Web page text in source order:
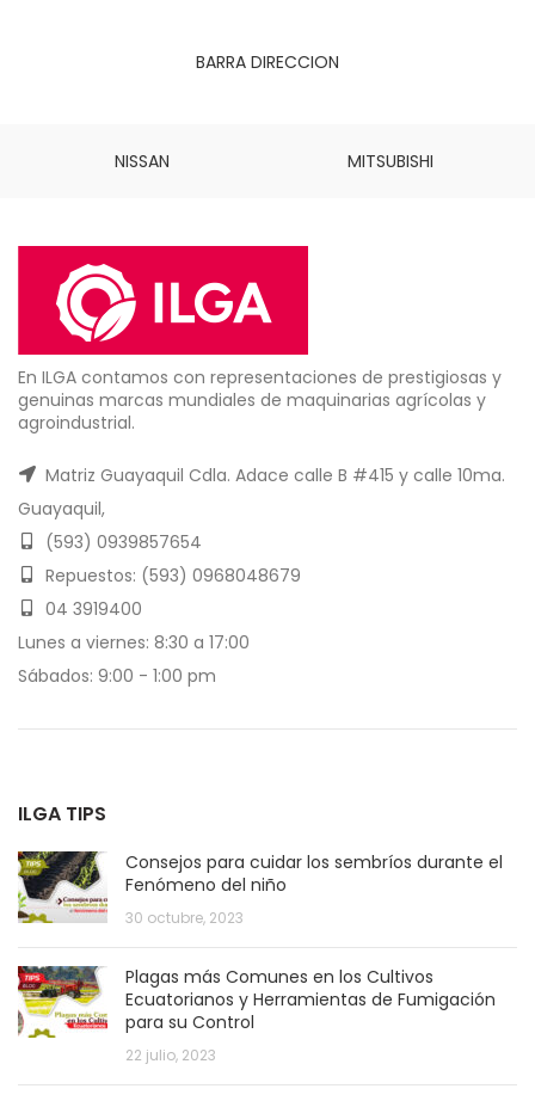
BARRA DIRECCION
NISSAN MITSUBISHI
En ILGA contamos con representaciones de prestigiosas y
genuinas marcas mundiales de maquinarias agrícolas y
agroindustrial.
Matriz Guayaquil Cdla. Adace calle B #415 y calle 10ma.
Guayaquil,
(593) 0939857654
Repuestos: (593) 0968048679
04 3919400
Lunes a viernes: 8:30 a 17:00
Sábados: 9:00 - 1:00 pm
ILGA TIPS
Consejos para cuidar los sembríos durante el
Fenómeno del niño
30 octubre, 2023
Plagas más Comunes en los Cultivos
Ecuatorianos y Herramientas de Fumigación
para su Control
22 julio, 2023